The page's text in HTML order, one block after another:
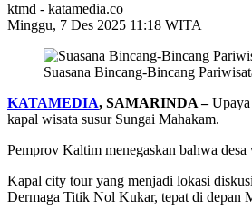
ktmd - katamedia.co
Minggu, 7 Des 2025 11:18 WITA
Suasana Bincang-Bincang
KATAMEDIA, SAMARINDA –
kapal wisata susur Sungai Mahakam.
Pemprov Kaltim menegaskan bahwa
Kapal city tour yang menjadi lokasi
Dermaga Titik Nol Kukar, tepat di depan